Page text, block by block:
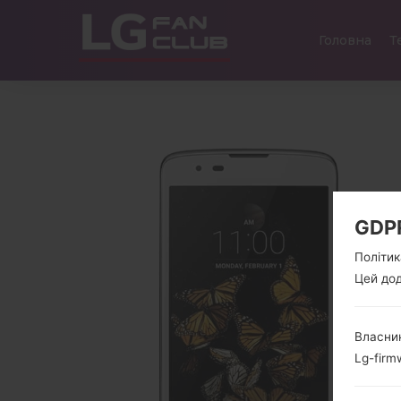
Головна
Цей
Lg-